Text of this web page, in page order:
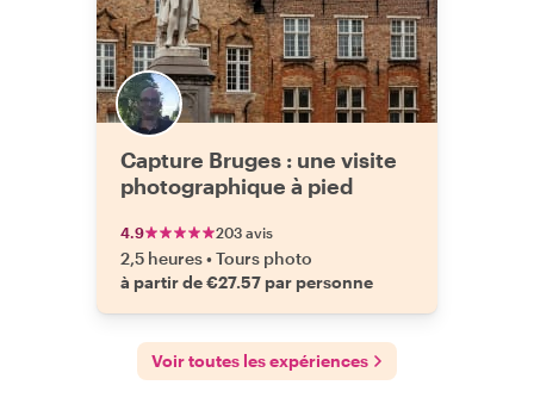
Capture Bruges : une visite
photographique à pied
4.9 203 avis
2,5 heures•Tours photo
à partir de €27.57 par personne
Voir toutes les expériences